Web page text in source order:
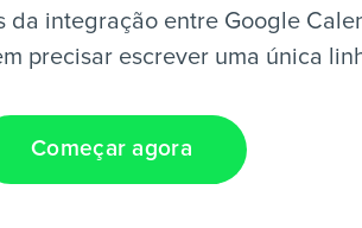
da integração entre Google
precisar escrever uma única
Começar agora